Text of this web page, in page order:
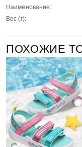
Наименование:
Вес (г):
ПОХОЖИЕ